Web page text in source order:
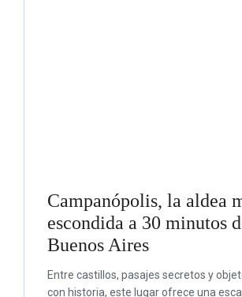
Campanópolis, la aldea
escondida a 30 minutos
Buenos Aires
Entre castillos, pasajes secretos y
con historia, este lugar ofrece una